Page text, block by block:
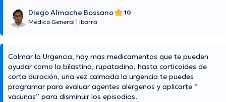
Diego Almache Bossano
10
Médico General
Ibarra
Calmar la Urgencia, hay mas medicamentos que te pueden
ayudar como la bilastina, rupatadina, hasta corticoides de
corta duración, una vez calmada la urgencia te puedes
programar para evaluar agentes alergenos y aplicarte “
vacunas” para disminuir los episodios.